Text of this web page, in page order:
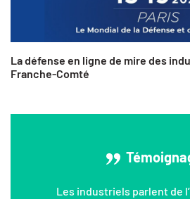
La défense en ligne de mire des
Franche-Comté
Les industriels parlent de